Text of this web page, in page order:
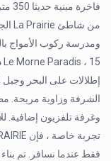
إطلالات على البحر
الشرفة وزاوية مريحة.
وغرفة تلفزيون إضافية.
فقط عندما نسافر. تم بناء